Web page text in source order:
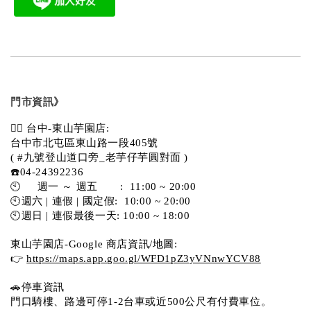
門市資訊》
💁‍♀️ 台中-東山芋園店:
台中市北屯區東山路一段405號
( #九號登山道口旁_老芋仔芋圓對面 )
☎️04-24392236
🕙     週一 ～ 週五       :  11:00 ~ 20:00
🕙週六 | 連假 | 國定假:  10:00 ~ 20:00
🕙週日 | 連假最後一天: 10:00 ~ 18:00
東山芋園店-Google 商店資訊/地圖:
👉 https://maps.app.goo.gl/WFD1pZ3yVNnwYCV88
🚗停車資訊
門口騎樓、路邊可停1-2台車或近500公尺有付費車位。